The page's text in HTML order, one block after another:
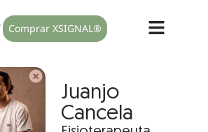
Comprar XSIGNAL®
Juanjo
Cancela